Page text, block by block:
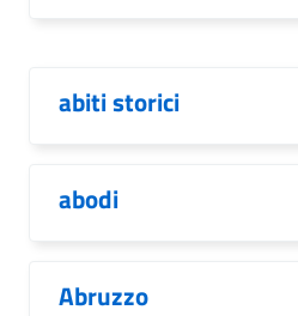
abiti storici
abodi
Abruzzo